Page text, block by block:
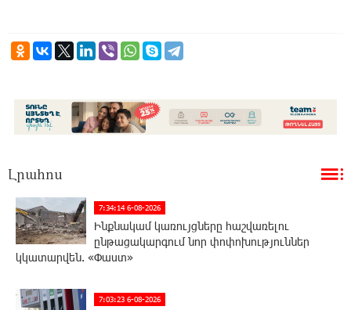
Լրահոս
7:34:14 6-08-2026
Ինքնակամ կառույցները հաշվառելու
ընթացակարգում նոր փոփոխություններ
կկատարվեն. «Փաստ»
7:03:23 6-08-2026